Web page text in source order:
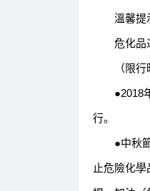
溫馨提
危化品運
（限行時
●2018年7
行。
●中秋節
止危險化